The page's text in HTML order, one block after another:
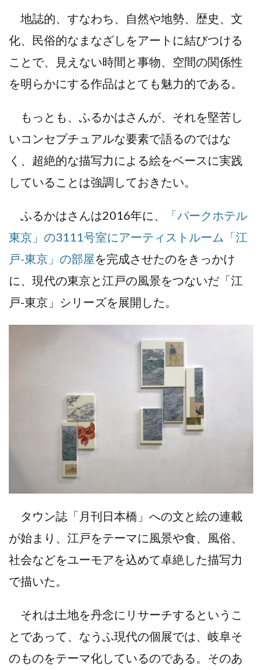
地誌的、すなわち、自然や地勢、歴史、文
化、民俗的なまなざしをアートに結びつける
ことで、見えない時間と事物、空間の関係性
を明らかにする作品はとても魅力的である。
もっとも、ふるかはさんが、それを堅苦し
いコンセプチュアルな要素で語るのではな
く、超絶的な描写力による絵をベースに実践
していることは強調しておきたい。
ふるかはさんは2016年に、
「パークホテル
東京」の3111号室にアーティストルーム「江
戸-東京」の部屋を完成させたのをきっかけ
に、現代の東京と江戸の風景をつないだ「江
戸-東京」シリーズを展開した。
タウン誌「月刊日本橋」への文と絵の連載
が始まり、江戸をテーマに風景や食、風俗、
社会などをユーモアを込めて卓絶した描写力
で描いた。
それは土地を丹念にリサーチするというこ
とであって、なうふ現代の個展では、岐阜そ
のものをテーマ化しているのである。そのあ